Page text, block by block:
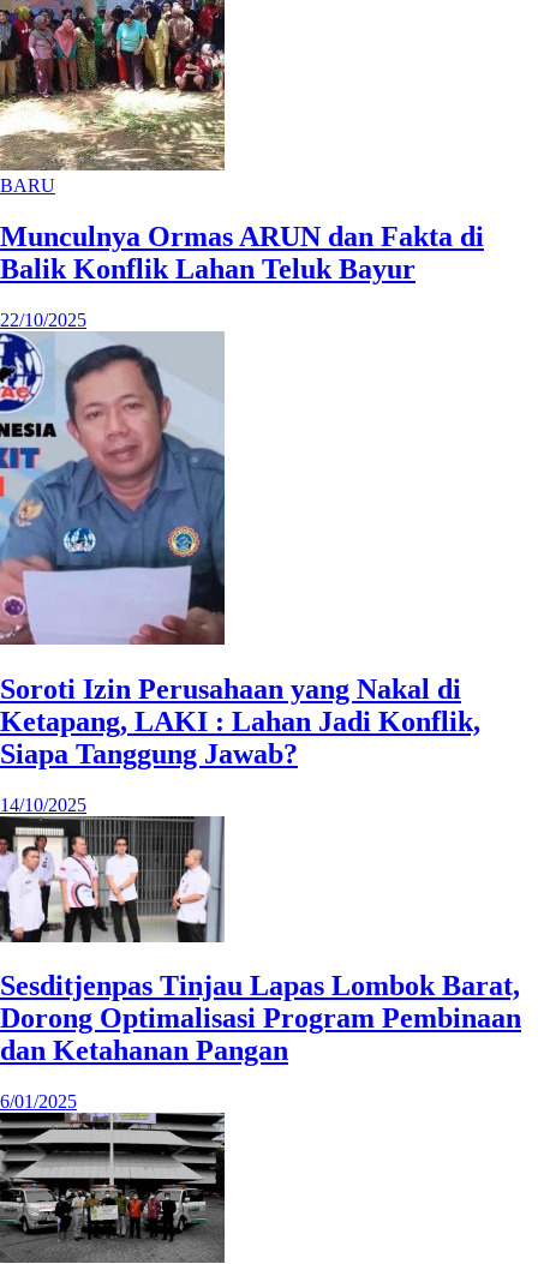
BARU
Munculnya Ormas ARUN dan Fakta di
Balik Konflik Lahan Teluk Bayur
22/10/2025
Soroti Izin Perusahaan yang Nakal di
Ketapang, LAKI : Lahan Jadi Konflik,
Siapa Tanggung Jawab?
14/10/2025
Sesditjenpas Tinjau Lapas Lombok Barat,
Dorong Optimalisasi Program Pembinaan
dan Ketahanan Pangan
6/01/2025